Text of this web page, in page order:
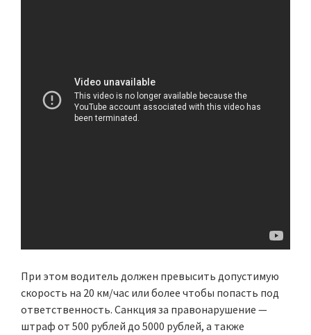
При этом водитель должен превысить допустимую
скорость на 20 км/час или более чтобы попасть под
ответственность. Санкция за правонарушение —
штраф от 500 рублей до 5000 рублей, а также